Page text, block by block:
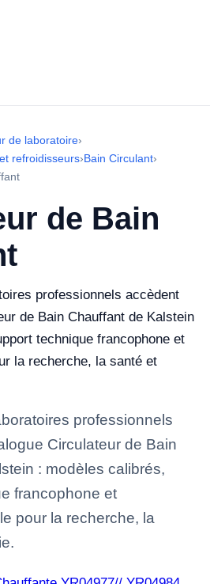
de laboratoire›
refroidisseurs›Bain Circulant›
de Bain
professionnels accèdent
de Bain Chauffant de Kalstein
technique francophone et
la recherche, la santé et
professionnels
Circulateur de Bain
: modèles calibrés,
francophone et
pour la recherche, la